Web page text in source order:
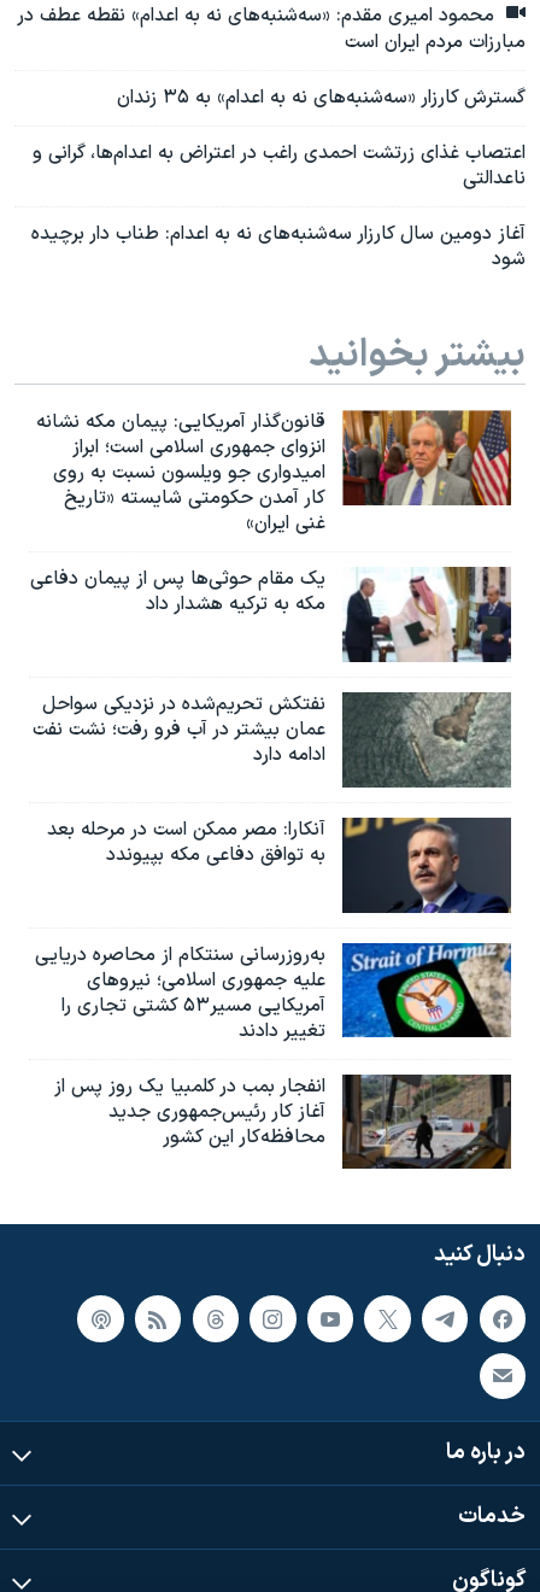
محمود امیری مقدم: «سه‌شنبه‌های نه به اعدام» نقطه عطف در
مبارزات مردم ایران است
گسترش کارزار «سه‌شنبه‌های نه به اعدام» به ۳۵ زندان
اعتصاب غذای زرتشت احمدی راغب در اعتراض به اعدام‌ها، گرانی و
ناعدالتی
آغاز دومین سال کارزار سه‌شنبه‌های نه به اعدام: طناب‌ دار برچیده
شود
بیشتر بخوانید
قانون‌گذار آمریکایی: پیمان مکه نشانه
انزوای جمهوری اسلامی است؛ ابراز
امیدواری جو ویلسون نسبت به روی
کار آمدن حکومتی شایسته «تاریخ
غنی ایران»
یک مقام حوثی‌ها پس از پیمان دفاعی
مکه به ترکیه هشدار داد
نفتکش تحریم‌شده در نزدیکی سواحل
عمان بیشتر در آب فرو رفت؛ نشت نفت
ادامه دارد
آنکارا: مصر ممکن است در مرحله بعد
به توافق دفاعی مکه بپیوندد
به‌روزرسانی سنتکام از محاصره دریایی
علیه جمهوری اسلامی؛ نیروهای
آمریکایی مسیر۵۳ کشتی تجاری را
تغییر دادند
انفجار بمب‌‌ در کلمبیا یک روز پس از
آغاز کار رئیس‌جمهوری جدید
محافظه‌کار این کشور
دنبال کنید
در باره ما
خدمات
گوناگون